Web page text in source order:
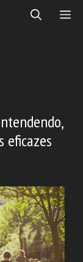
eficazes